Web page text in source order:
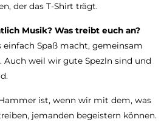
der das T-Shirt trägt.
Musik? Was treibt euch an?
einfach Spaß macht, gemeinsam
Auch weil wir gute Spezln sind und
ist, wenn wir mit dem, was
jemanden begeistern können.